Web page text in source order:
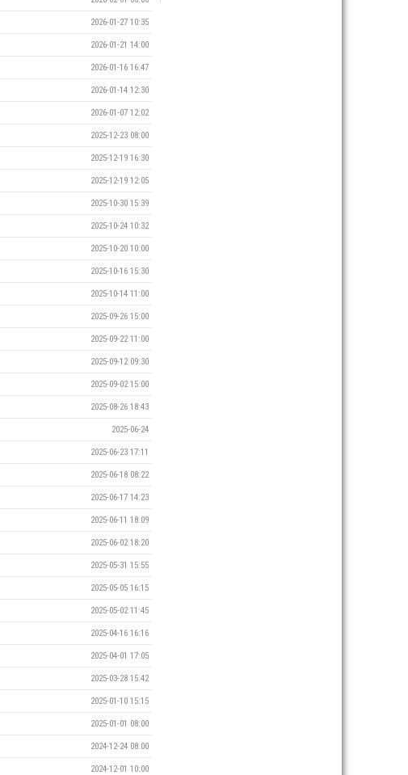
2026-01-27 10:35
2026-01-21 14:00
2026-01-16 16:47
2026-01-14 12:30
2026-01-07 12:02
2025-12-23 08:00
2025-12-19 16:30
2025-12-19 12:05
2025-10-30 15:39
2025-10-24 10:32
2025-10-20 10:00
2025-10-16 15:30
2025-10-14 11:00
2025-09-26 15:00
2025-09-22 11:00
2025-09-12 09:30
2025-09-02 15:00
2025-08-26 18:43
2025-06-24
2025-06-23 17:11
2025-06-18 08:22
2025-06-17 14:23
2025-06-11 18:09
2025-06-02 18:20
2025-05-31 15:55
2025-05-05 16:15
2025-05-02 11:45
2025-04-16 16:16
2025-04-01 17:05
2025-03-28 15:42
2025-01-10 15:15
2025-01-01 08:00
2024-12-24 08:00
2024-12-01 10:00